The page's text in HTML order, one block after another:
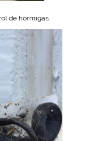
de hormigas.